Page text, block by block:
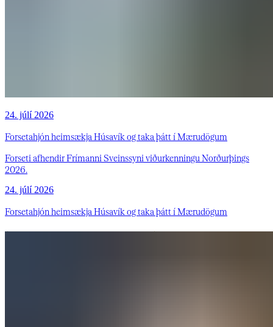
24. júlí 2026
Forsetahjón heimsækja Húsavík og taka þátt í Mærudögum
Forseti afhendir Frímanni Sveinssyni viðurkenningu Norðurþings
2026.
24. júlí 2026
Forsetahjón heimsækja Húsavík og taka þátt í Mærudögum